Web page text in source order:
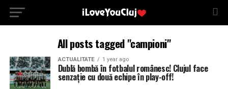
All posts tagged "campioni"
ACTUALITATE 1 year ago
Dublă bombă în fotbalul românesc! Clujul face
senzație cu două echipe în play-off!